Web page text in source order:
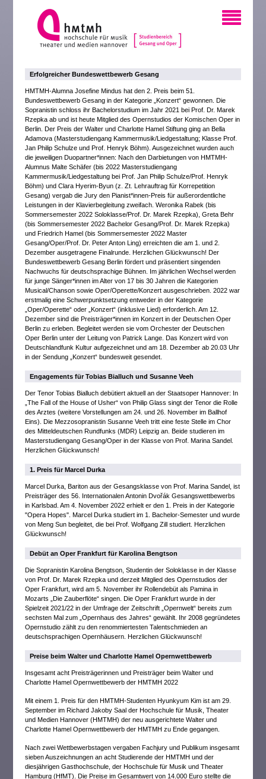
Erfolgreicher Bundeswettbewerb Gesang
HMTMH-Alumna Josefine Mindus hat den 2. Preis beim 51.
Bundeswettbewerb Gesang in der Kategorie „Konzert“ gewonnen. Die
Sopranistin schloss ihr Bachelorstudium im Jahr 2021 bei Prof. Dr. Marek
Rzepka ab und ist heute Mitglied des Opernstudios der Komischen Oper in
Berlin. Der Preis der Walter und Charlotte Hamel Stiftung ging an Bella
Adamova (Masterstudiengang Kammermusik/Liedgestaltung; Klasse Prof.
Jan Philip Schulze und Prof. Henryk Böhm). Ausgezeichnet wurden auch
die jeweiligen Duopartner*innen: Nach den Darbietungen von HMTMH-
Alumnus Malte Schäfer (bis 2022 Masterstudiengang
Kammermusik/Liedgestaltung bei Prof. Jan Philip Schulze/Prof. Henryk
Böhm) und Clara Hyerim-Byun (z. Zt. Lehrauftrag für Korrepetition
Gesang) vergab die Jury den Pianist*innen-Preis für außerordentliche
Leistungen in der Klavierbegleitung zweifach. Weronika Rabek (bis
Sommersemester 2022 Soloklasse/Prof. Dr. Marek Rzepka), Greta Behr
(bis Sommersemester 2022 Bachelor Gesang/Prof. Dr. Marek Rzepka)
und Friedrich Hamel (bis Sommersemester 2022 Master
Gesang/Oper/Prof. Dr. Peter Anton Ling) erreichten die am 1. und 2.
Dezember ausgetragene Finalrunde. Herzlichen Glückwunsch! Der
Bundeswettbewerb Gesang Berlin fördert und präsentiert singenden
Nachwuchs für deutschsprachige Bühnen. Im jährlichen Wechsel werden
für junge Sänger*innen im Alter von 17 bis 30 Jahren die Kategorien
Musical/Chanson sowie Oper/Operette/Konzert ausgeschrieben. 2022 war
erstmalig eine Schwerpunktsetzung entweder in der Kategorie
„Oper/Operette“ oder „Konzert“ (inklusive Lied) erforderlich. Am 12.
Dezember sind die Preisträger*innen im Konzert in der Deutschen Oper
Berlin zu erleben. Begleitet werden sie vom Orchester der Deutschen
Oper Berlin unter der Leitung von Patrick Lange. Das Konzert wird von
Deutschlandfunk Kultur aufgezeichnet und am 18. Dezember ab 20.03 Uhr
in der Sendung „Konzert“ bundesweit gesendet.
Engagements für Tobias Bialluch und Susanne Veeh
Der Tenor Tobias Bialluch debütiert aktuell an der Staatsoper Hannover: In
„The Fall of the House of Usher“ von Philip Glass singt der Tenor die Rolle
des Arztes (weitere Vorstellungen am 24. und 26. November im Ballhof
Eins). Die Mezzosopranistin Susanne Veeh tritt eine feste Stelle im Chor
des Mitteldeutschen Rundfunks (MDR) Leipzig an. Beide studieren im
Masterstudiengang Gesang/Oper in der Klasse von Prof. Marina Sandel.
Herzlichen Glückwunsch!
1. Preis für Marcel Durka
Marcel Durka, Bariton aus der Gesangsklasse von Prof. Marina Sandel, ist
Preisträger des 56. Internationalen Antonin Dvořák Gesangswettbewerbs
in Karlsbad. Am 4. November 2022 erhielt er den 1. Preis in der Kategorie
"Opera Hopes". Marcel Durka studiert im 1. Bachelor-Semester und wurde
von Meng Sun begleitet, die bei Prof. Wolfgang Zill studiert. Herzlichen
Glückwunsch!
Debüt an Oper Frankfurt für Karolina Bengtson
Die Sopranistin Karolina Bengtson, Studentin der Soloklasse in der Klasse
von Prof. Dr. Marek Rzepka und derzeit Mitglied des Opernstudios der
Oper Frankfurt, wird am 5. November ihr Rollendebüt als Pamina in
Mozarts „Die Zauberflöte“ singen. Die Oper Frankfurt wurde in der
Spielzeit 2021/22 in der Umfrage der Zeitschrift „Opernwelt“ bereits zum
sechsten Mal zum „Opernhaus des Jahres“ gewählt. Ihr 2008 gegründetes
Opernstudio zählt zu den renommiertesten Talentschmieden an
deutschsprachigen Opernhäusern. Herzlichen Glückwunsch!
Preise beim Walter und Charlotte Hamel Opernwettbewerb
Insgesamt acht Preisträgerinnen und Preisträger beim Walter und
Charlotte Hamel Opernwettbewerb der HMTMH 2022
Mit einem 1. Preis für den HMTMH-Studenten Hyunkyum Kim ist am 29.
September im Richard Jakoby Saal der Hochschule für Musik, Theater
und Medien Hannover (HMTMH) der neu ausgerichtete Walter und
Charlotte Hamel Opernwettbewerb der HMTMH zu Ende gegangen.
Nach zwei Wettbewerbstagen vergaben Fachjury und Publikum insgesamt
sieben Auszeichnungen an acht Studierende der HMTMH und der
diesjährigen Gasthochschule, der Hochschule für Musik und Theater
Hamburg (HfMT). Die Preise im Gesamtwert von 14.000 Euro stellte die